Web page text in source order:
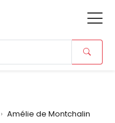
Morts
› Amélie de Montchalin